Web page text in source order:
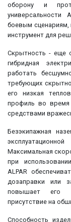
оборону и
универсальности
боевым сценариям,
инструмент для
Скрытность - еще
гибридная
работать
требующих
его низкая
профиль во время
средствами
Безэкипажная
Максимальная
при
ALPAR
дозаправки или
повышает его
присутствие на
Способность